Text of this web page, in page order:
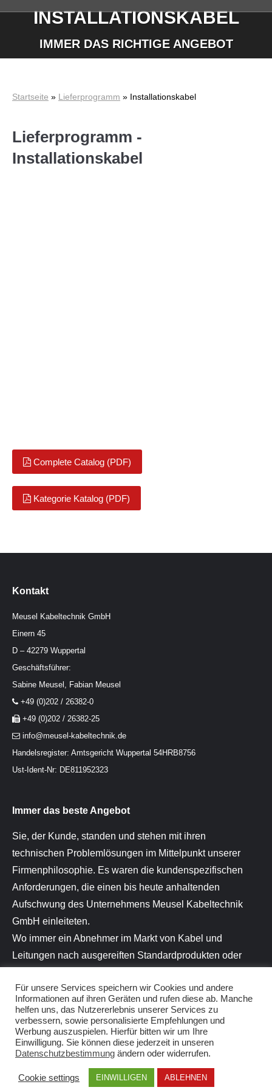
INSTALLATIONSKABEL
IMMER DAS RICHTIGE ANGEBOT
Startseite » Lieferprogramm » Installationskabel
Lieferprogramm -
Installationskabel
Complete Catalog (PDF)
Kategorie Katalog (PDF)
Kontakt
Meusel Kabeltechnik GmbH
Einern 45
D – 42279 Wuppertal
Geschäftsführer:
Sabine Meusel, Fabian Meusel
+49 (0)202 / 26382-0
+49 (0)202 / 26382-25
info@meusel-kabeltechnik.de
Handelsregister: Amtsgericht Wuppertal 54HRB8756
Ust-Ident-Nr: DE811952323
Immer das beste Angebot
Sie, der Kunde, standen und stehen mit ihren
technischen Problemlösungen im Mittelpunkt unserer
Firmenphilosophie. Es waren die kundenspezifischen
Anforderungen, die einen bis heute anhaltenden
Aufschwung des Unternehmens Meusel Kabeltechnik
GmbH einleiteten.
Wo immer ein Abnehmer im Markt von Kabel und
Leitungen nach ausgereiften Standardprodukten oder
optimalem Preis- / Leistungsverhältnis das richtige
Angebot und eine kompetente Beratung bei neuen
Applikationen.
Für unsere Services speichern wir Cookies und andere
Informationen auf ihren Geräten und rufen diese ab. Manche
helfen uns, das Nutzererlebnis unserer Services zu
verbessern, sowie personalisierte Empfehlungen und
Werbung auszuspielen. Hierfür bitten wir um Ihre
Einwilligung. Sie können diese jederzeit in unseren
Datenschutzbestimmung ändern oder widerrufen.
Cookie settings EINWILLIGEN ABLEHNEN